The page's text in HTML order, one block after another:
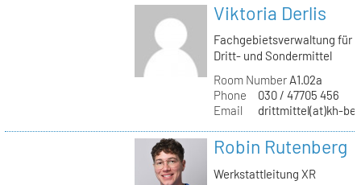
Viktoria Derlis
Fachgebietsverwaltung für
Dritt- und Sondermittel
Room NumberA1.02a
Phone
030 / 47705 456
Email
drittmittel(at)kh-
Robin Rutenberg
Werkstattleitung XR